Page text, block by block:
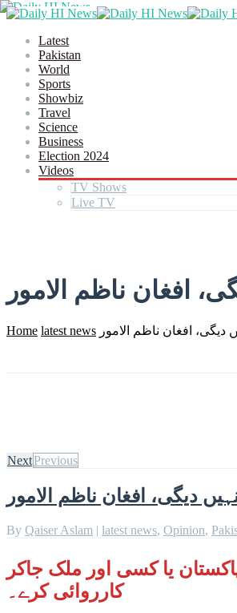
Latest
Pakistan
World
Sports
Showbiz
Travel
Science
Business
Election 2024
Videos
TV Shows
Live TV
افغان ناظم الامور
Home latest news افغان ناظم الامور
NextPrevious
دیگی، افغان ناظم الامور
By Qaiser Aslam | latest news, Opinion,
یا کسی اور ملک جاکر
کارروائی کرے۔